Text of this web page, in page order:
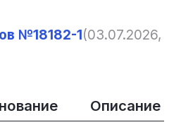
№18182-1(03.07.2026,
Описание